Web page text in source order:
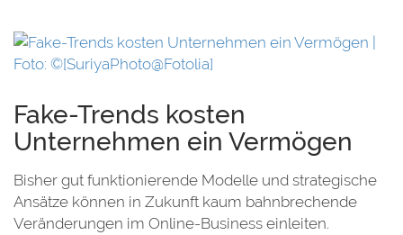
Fake-Trends kosten
Unternehmen ein Vermögen
Bisher gut funktionierende Modelle und strategische
Ansätze können in Zukunft kaum bahnbrechende
Veränderungen im Online-Business einleiten.